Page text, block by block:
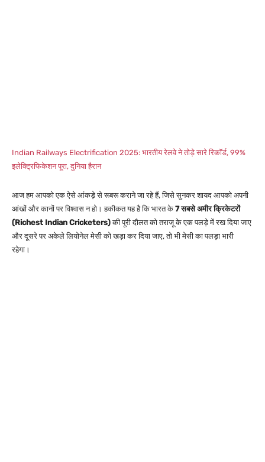
Indian Railways Electrification 2025: भारतीय रेलवे ने तोड़े सारे रिकॉर्ड, 99%
इलेक्ट्रिफिकेशन पूरा, दुनिया हैरान
आज हम आपको एक ऐसे आंकड़े से रूबरू कराने जा रहे हैं, जिसे सुनकर शायद आपको अपनी
आंखों और कानों पर विश्वास न हो। हकीकत यह है कि भारत के 7 सबसे अमीर क्रिकेटरों
(Richest Indian Cricketers)की पूरी दौलत को तराजू के एक पलड़े में रख दिया जाए
और दूसरे पर अकेले लियोनेल मेसी को खड़ा कर दिया जाए, तो भी मेसी का पलड़ा भारी
रहेगा।